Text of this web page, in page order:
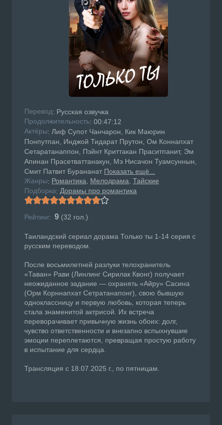
Перевод: Русская озвучка
Продолжительность: 00:47:12
Актёры: Лиф Супот Чанчарон, Кик Маюрин
Понпутпан, Инджой Тидарат Прутон, Ом Коннапхат
Сетаратанаппон, Пэйнт Криттакан Праситпанит, Эм
Апинан Прасетваттанакун, Мэ Нисачон Туамсуннын,
Смит Патвит Бурананат Показать ещё...
Жанры: Романтика Мелодрама Тайские
Подборка: Дорамы про романтика
Рейтинг: 9 (32 гол.)
Таиландский сериал дорама Только ты 1-14 серия с
русским переводом.
После восьмилетней разлуки телохранитель
«Таван» Рави (Линлинг Сирилак Квонг) получает
неожиданное задание — охранять «Айру» Сасина
(Орм Корннапхат Сетратанапонг), свою бывшую
одноклассницу и первую любовь, которая теперь
стала знаменитой актрисой. Их встреча
переворачивает привычную жизнь обоих: долг,
чувство ответственности и внезапно вспыхнувшие
эмоции переплетаются, превращая простую работу
в испытание для сердца.
Трансляция с 18.07.2025 г., по пятницам.